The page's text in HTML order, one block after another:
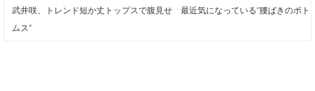
武井咲、トレンド短か丈トップスで腹見せ 最近気になっている“腰ばきのボト
ムス”